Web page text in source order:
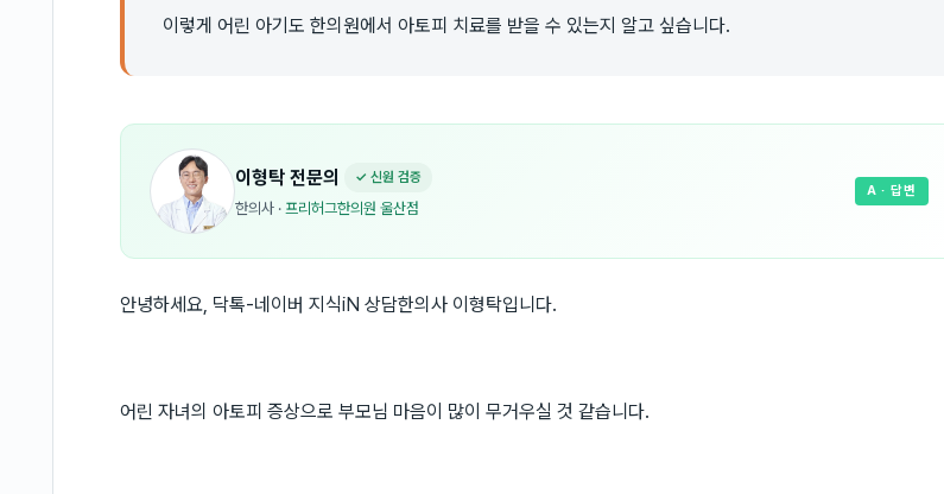
이렇게 어린 아기도 한의원에서 아토피 치료를 받을 수 있는지 알고 싶습니다.
이형탁 전문의 ✓ 신원 검증
한의사 · 프리허그한의원 울산점
A · 답변
안녕하세요, 닥톡-네이버 지식iN 상담한의사 이형탁입니다.
어린 자녀의 아토피 증상으로 부모님 마음이 많이 무거우실 것 같습니다.